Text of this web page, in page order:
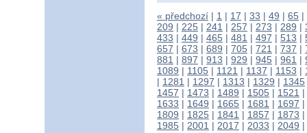
« předchozí | 1 | 17 | 33 | 49 | 65 |
209 | 225 | 241 | 257 | 273 | 289 |
433 | 449 | 465 | 481 | 497 | 513 |
657 | 673 | 689 | 705 | 721 | 737 |
881 | 897 | 913 | 929 | 945 | 961 |
1089 | 1105 | 1121 | 1137 | 1153 |
| 1281 | 1297 | 1313 | 1329 | 1345
1457 | 1473 | 1489 | 1505 | 1521 |
1633 | 1649 | 1665 | 1681 | 1697 |
1809 | 1825 | 1841 | 1857 | 1873 |
1985 | 2001 | 2017 | 2033 | 2049 |